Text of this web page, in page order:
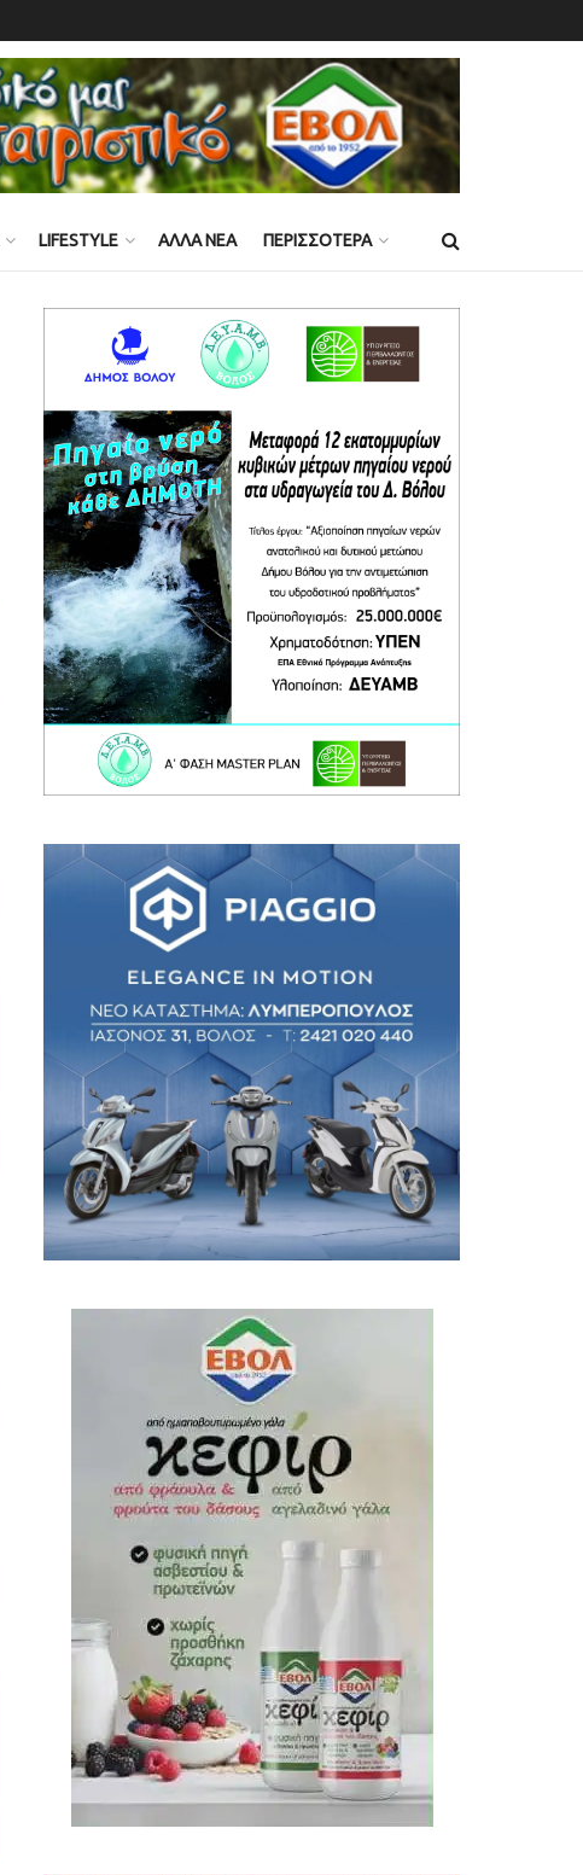
LIFESTYLE ΑΛΛΑ ΝΕΑ ΠΕΡΙΣΣΟΤΕΡΑ